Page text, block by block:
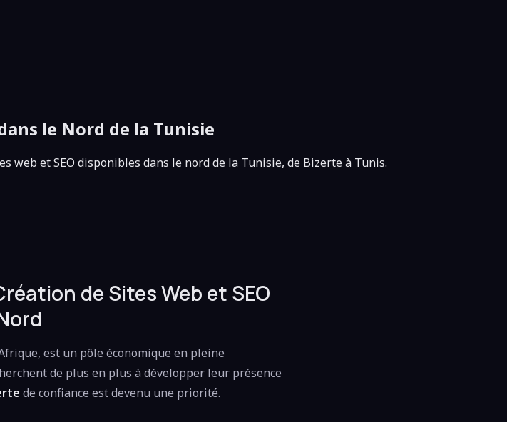
le Nord de la Tunisie
web et SEO disponibles dans le nord de la Tunisie, de Bizerte à Tunis.
de Sites Web et SEO
est un pôle économique en pleine
de plus en plus à développer leur présence
de confiance est devenu une priorité.